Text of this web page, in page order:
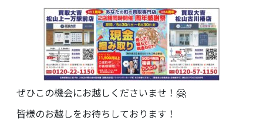
ぜひこの機会にお越しくださいませ！🤗
皆様のお越しをお待ちしております！